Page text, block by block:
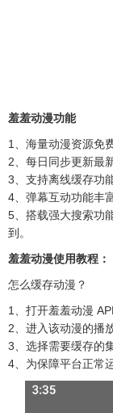
羞羞动漫功能​
1、海量动漫资源免
2、每日同步更新最
3、支持离线缓存功
4、弹幕互动功能丰
5、搭载强大搜索功
到。
羞羞动漫使用教程：
怎么缓存动漫？
1、打开羞羞动漫
2、进入该动漫的播
3、选择需要缓存的
4、为保障平台正常